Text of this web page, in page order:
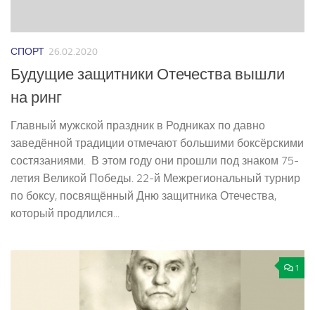
СПОРТ 26.02.2020
Будущие защитники Отечества вышли
на ринг
Главный мужской праздник в Родниках по давно
заведённой традиции отмечают большими боксёрскими
состязаниями. В этом году они прошли под знаком 75­-
летия Великой Победы. 22-­й Межрегиональный турнир
по боксу, посвящённый Дню защитника Отечества,
который продлился...
1